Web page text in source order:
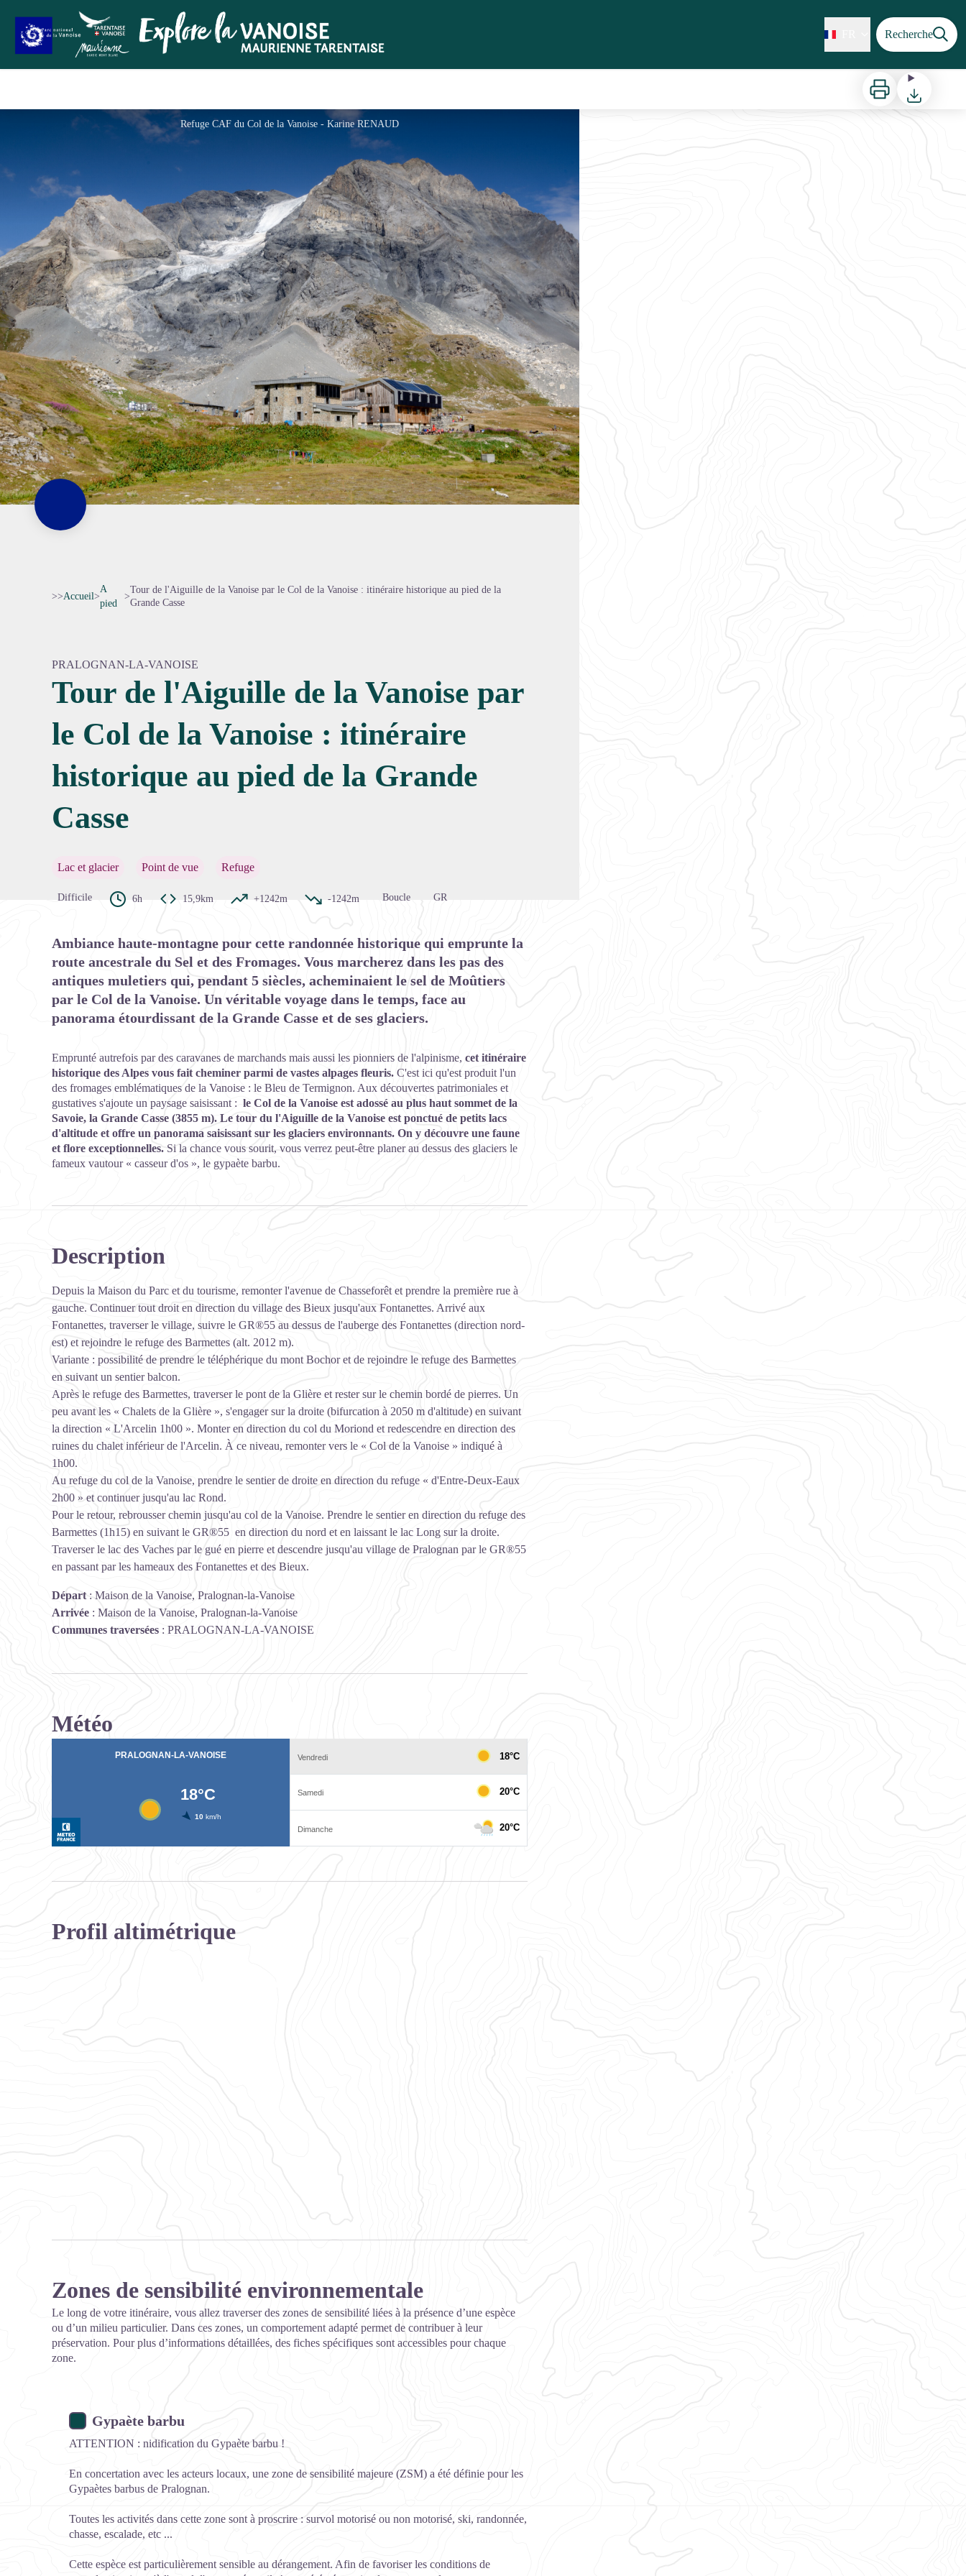
Recherche
Imprimer Télécharger
Refuge CAF du Col de la Vanoise - Karine RENAUD
>>Accueil>
A
pied
>
Tour de l'Aiguille de la Vanoise par le Col de la Vanoise : itinéraire historique au pied de la
Grande Casse
PRALOGNAN-LA-VANOISE
Tour de l'Aiguille de la Vanoise par
le Col de la Vanoise : itinéraire
historique au pied de la Grande
Casse
Lac et glacier Point de vue Refuge
Difficile 6h 15,9km +1242m -1242m Boucle GR
Ambiance haute-montagne pour cette randonnée historique qui emprunte la
route ancestrale du Sel et des Fromages. Vous marcherez dans les pas des
antiques muletiers qui, pendant 5 siècles, acheminaient le sel de Moûtiers
par le Col de la Vanoise. Un véritable voyage dans le temps, face au
panorama étourdissant de la Grande Casse et de ses glaciers.
Emprunté autrefois par des caravanes de marchands mais aussi les pionniers de l'alpinisme, cet itinéraire
historique des Alpes vous fait cheminer parmi de vastes alpages fleuris. C'est ici qu'est produit l'un
des fromages emblématiques de la Vanoise : le Bleu de Termignon. Aux découvertes patrimoniales et
gustatives s'ajoute un paysage saisissant : le Col de la Vanoise est adossé au plus haut sommet de la
Savoie, la Grande Casse (3855 m). Le tour du l'Aiguille de la Vanoise est ponctué de petits lacs
d'altitude et offre un panorama saisissant sur les glaciers environnants. On y découvre une faune
et flore exceptionnelles. Si la chance vous sourit, vous verrez peut-être planer au dessus des glaciers le
fameux vautour « casseur d'os », le gypaète barbu.
Description
Depuis la Maison du Parc et du tourisme, remonter l'avenue de Chasseforêt et prendre la première rue à
gauche. Continuer tout droit en direction du village des Bieux jusqu'aux Fontanettes. Arrivé aux
Fontanettes, traverser le village, suivre le GR®55 au dessus de l'auberge des Fontanettes (direction nord-
est) et rejoindre le refuge des Barmettes (alt. 2012 m).
Variante : possibilité de prendre le téléphérique du mont Bochor et de rejoindre le refuge des Barmettes
en suivant un sentier balcon.
Après le refuge des Barmettes, traverser le pont de la Glière et rester sur le chemin bordé de pierres. Un
peu avant les « Chalets de la Glière », s'engager sur la droite (bifurcation à 2050 m d'altitude) en suivant
la direction « L'Arcelin 1h00 ». Monter en direction du col du Moriond et redescendre en direction des
ruines du chalet inférieur de l'Arcelin. À ce niveau, remonter vers le « Col de la Vanoise » indiqué à
1h00.
Au refuge du col de la Vanoise, prendre le sentier de droite en direction du refuge « d'Entre-Deux-Eaux
2h00 » et continuer jusqu'au lac Rond.
Pour le retour, rebrousser chemin jusqu'au col de la Vanoise. Prendre le sentier en direction du refuge des
Barmettes (1h15) en suivant le GR®55 en direction du nord et en laissant le lac Long sur la droite.
Traverser le lac des Vaches par le gué en pierre et descendre jusqu'au village de Pralognan par le GR®55
en passant par les hameaux des Fontanettes et des Bieux.
Départ : Maison de la Vanoise, Pralognan-la-Vanoise
Arrivée : Maison de la Vanoise, Pralognan-la-Vanoise
Communes traversées : PRALOGNAN-LA-VANOISE
Météo
Profil altimétrique
Zones de sensibilité environnementale
Le long de votre itinéraire, vous allez traverser des zones de sensibilité liées à la présence d’une espèce
ou d’un milieu particulier. Dans ces zones, un comportement adapté permet de contribuer à leur
préservation. Pour plus d’informations détaillées, des fiches spécifiques sont accessibles pour chaque
zone.
Gypaète barbu
ATTENTION : nidification du Gypaète barbu !
En concertation avec les acteurs locaux, une zone de sensibilité majeure (ZSM) a été définie pour les
Gypaètes barbus de Pralognan.
Toutes les activités dans cette zone sont à proscrire : survol motorisé ou non motorisé, ski, randonnée,
chasse, escalade, etc ...
Cette espèce est particulièrement sensible au dérangement. Afin de favoriser les conditions de